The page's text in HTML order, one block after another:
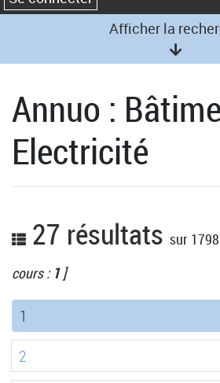
Afficher la
Annuo :
Electricité
27 résultats sur
cours : 1]
1
2